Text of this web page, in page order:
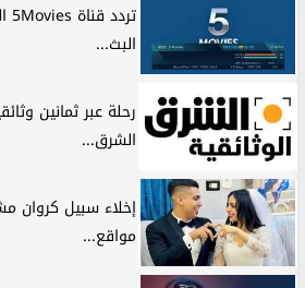
البث...
رحلة عبر ثمانين
الشرق...
إخلاء سبيل كروان
مواقع...